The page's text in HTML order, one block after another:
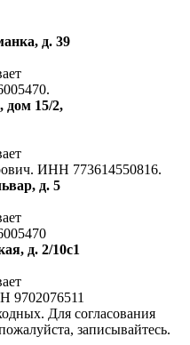
д. 39
дом 15/2,
ИНН 773614550816.
д. 5
д. 2/10с1
9702076511
Для согласования
записывайтесь.